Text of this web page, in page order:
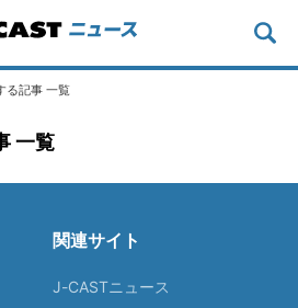
る記事 一覧
一覧
関連サイト
J-CASTニュース